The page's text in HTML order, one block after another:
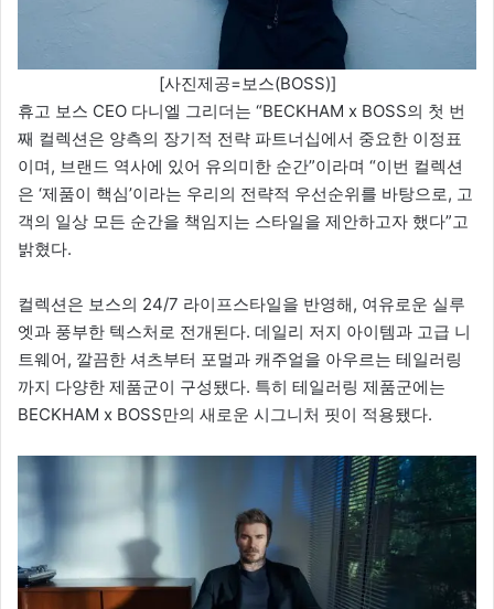
[사진제공=보스(BOSS)]
휴고 보스 CEO 다니엘 그리더는 “BECKHAM x BOSS의 첫 번
째 컬렉션은 양측의 장기적 전략 파트너십에서 중요한 이정표
이며, 브랜드 역사에 있어 유의미한 순간”이라며 “이번 컬렉션
은 ‘제품이 핵심’이라는 우리의 전략적 우선순위를 바탕으로, 고
객의 일상 모든 순간을 책임지는 스타일을 제안하고자 했다”고
밝혔다.
컬렉션은 보스의 24/7 라이프스타일을 반영해, 여유로운 실루
엣과 풍부한 텍스처로 전개된다. 데일리 저지 아이템과 고급 니
트웨어, 깔끔한 셔츠부터 포멀과 캐주얼을 아우르는 테일러링
까지 다양한 제품군이 구성됐다. 특히 테일러링 제품군에는
BECKHAM x BOSS만의 새로운 시그니처 핏이 적용됐다.